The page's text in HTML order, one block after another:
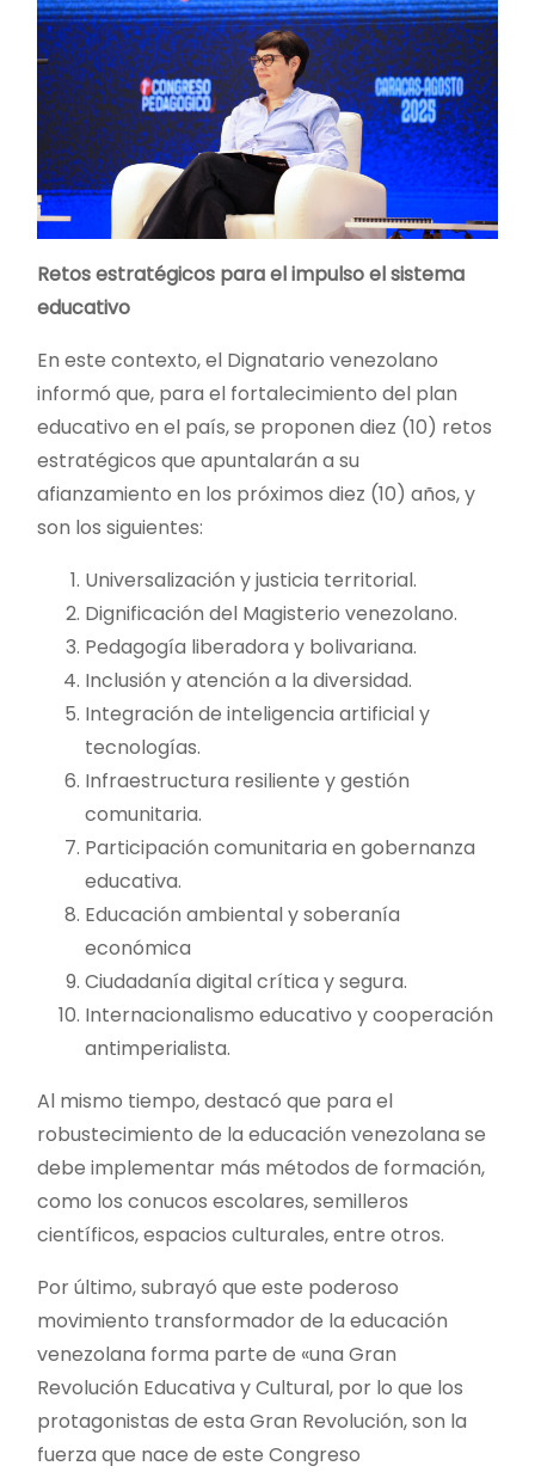
Retos estratégicos para el impulso el sistema
educativo
En este contexto, el Dignatario venezolano
informó que, para el fortalecimiento del plan
educativo en el país, se proponen diez (10) retos
estratégicos que apuntalarán a su
afianzamiento en los próximos diez (10) años, y
son los siguientes:
Universalización y justicia territorial.
Dignificación del Magisterio venezolano.
Pedagogía liberadora y bolivariana.
Inclusión y atención a la diversidad.
Integración de inteligencia artificial y
tecnologías.
Infraestructura resiliente y gestión
comunitaria.
Participación comunitaria en gobernanza
educativa.
Educación ambiental y soberanía
económica
Ciudadanía digital crítica y segura.
Internacionalismo educativo y cooperación
antimperialista.
Al mismo tiempo, destacó que para el
robustecimiento de la educación venezolana se
debe implementar más métodos de formación,
como los conucos escolares, semilleros
científicos, espacios culturales, entre otros.
Por último, subrayó que este poderoso
movimiento transformador de la educación
venezolana forma parte de «una Gran
Revolución Educativa y Cultural, por lo que los
protagonistas de esta Gran Revolución, son la
fuerza que nace de este Congreso